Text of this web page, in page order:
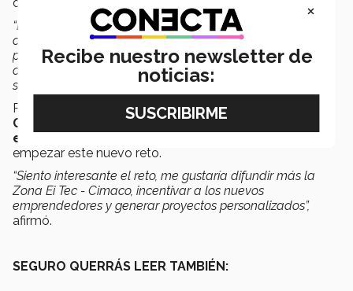
“Es algo que marcó mi vida. Crecimos de la mano junto
con los emprendedores. En la escuela te enseñan teoría,
pero en la Zona Ei apliqué todo lo que he visto en mi
carrera. Fue una experiencia inolvidable y al equipo que
se queda le auguro mucho éxito”.
Por su parte, el nuevo coordinador general,
Galaviz Esparza quien cursa su tercer semestre
en la Escuela de Negocios,
empezar este nuevo reto.
“Siento interesante el reto, me gustaría difundir más la
Zona Ei Tec - Cimaco, incentivar a los nuevos
emprendedores y generar proyectos personalizados”,
afirmó.
SEGURO QUERRÁS LEER TAMBIÉN:
×
Recibe nuestro newsletter de
noticias: